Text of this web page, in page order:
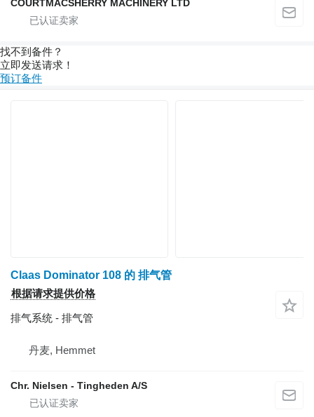
COURTMACSHERRY MACHINERY LTD
找不到备件？
立即发送请求！
预订备件
Claas Dominator 108 的 排气管
根据请求提供价格
排气系统 - 排气管
丹麦, Hemmet
Chr. Nielsen - Tingheden A/S